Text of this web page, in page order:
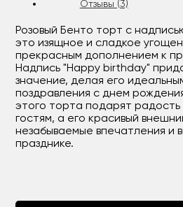
Отзывы (3)
Розовый Бенто торт с
это изящное и сладкое
прекрасным дополнением к
Надпись "Happy birthday"
значение, делая его
поздравления с днем
этого торта подарят радость
гостям, а его красивый
незабываемые впечатления и
празднике.